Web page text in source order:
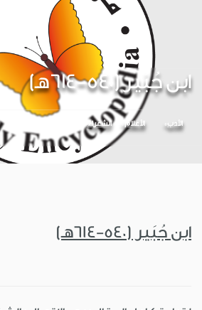
ابن جُبَير (540-614هـ)
الأدب الأعلام الشعراء
ابن جُبَير (540-614هـ)